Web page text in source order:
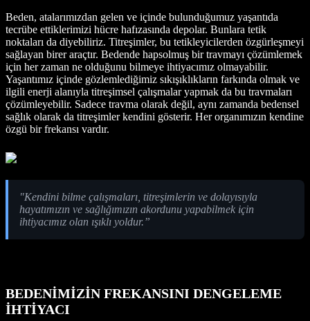
Beden, atalarımızdan gelen ve içinde bulunduğumuz yaşantıda
tecrübe ettiklerimizi hücre hafızasında depolar. Bunlara tetik
noktaları da diyebiliriz. Titreşimler, bu tetikleyicilerden özgürleşmeyi
sağlayan birer araçtır. Bedende hapsolmuş bir travmayı çözümlemek
için her zaman ne olduğunu bilmeye ihtiyacımız olmayabilir.
Yaşantımız içinde gözlemlediğimiz sıkışıklıkların farkında olmak ve
ilgili enerji alanıyla titreşimsel çalışmalar yapmak da bu travmaları
çözümleyebilir. Sadece travma olarak değil, aynı zamanda bedensel
sağlık olarak da titreşimler kendini gösterir. Her organımızın kendine
özgü bir frekansı vardır.
"Kendini bilme çalışmaları, titreşimlerin ve dolayısıyla
hayatımızın ve sağlığımızın akordunu yapabilmek için
ihtiyacımız olan ışıklı yoldur.”
BEDENİMİZİN FREKANSINI DENGELEME
İHTİYACI